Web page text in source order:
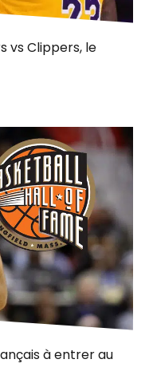
vs Clippers, le
à entrer au